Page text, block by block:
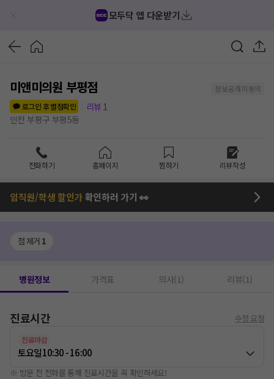
모두닥 앱 다운받기
미앤미의원 부평점
정보공개 미동의
로그인 후 별점확인
리뷰 1
인천 부평구 부평5동
전화하기 홈페이지 찜하기 리뷰작성
임직원/학생 할인가확인하러 가기 👀
점 제거 1
병원정보 가격표 의사(1) 리뷰(1)
진료시간 수정 요청
진료마감
토요일10:30 - 16:00
※ 방문 전 전화를 통해 진료시간을 꼭 확인하세요!